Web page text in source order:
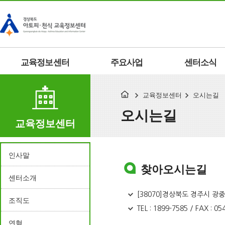
교육정보센터 주요사업 센터소식
교육정보센터
교육정보센터 오시는길
오시는길
인사말
센터소개
조직도
연혁
찾아오시는길
[38070]경상북도 경주시 광
TEL : 1899-7585 / FAX :